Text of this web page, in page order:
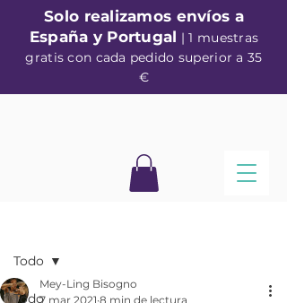
Solo realizamos envíos a
España y Portugal | 1 muestras
gratis con cada pedido superior a 35
€
Todo
Todo
Mey-Ling Bisogno
7 mar 2021 8 min de lectura